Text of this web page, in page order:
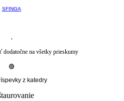
SFINGA
dodatočne na všetky prieskumy
🟢
z katedry